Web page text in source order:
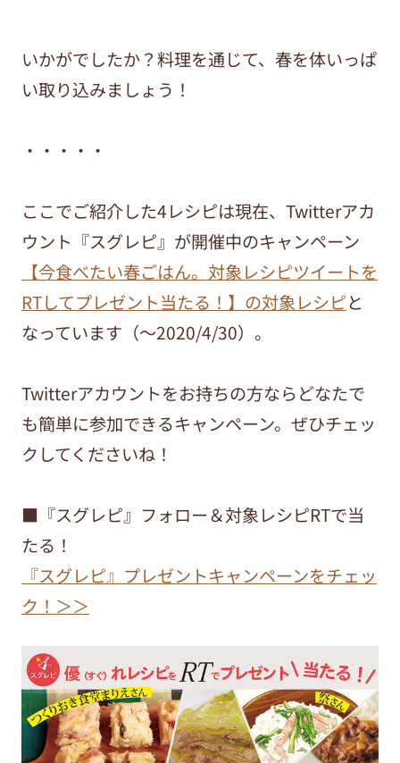
いかがでしたか？料理を通じて、春を体いっぱ
い取り込みましょう！
・・・・・
ここでご紹介した4レシピは現在、Twitterアカ
ウント『スグレピ』が開催中のキャンペーン
【今食べたい春ごはん。対象レシピツイートを
RTしてプレゼント当たる！】の対象レシピと
なっています（～2020/4/30）。
Twitterアカウントをお持ちの方ならどなたで
も簡単に参加できるキャンペーン。ぜひチェッ
クしてくださいね！
■『スグレピ』フォロー＆対象レシピRTで当
たる！
『スグレピ』プレゼントキャンペーンをチェッ
ク！＞＞